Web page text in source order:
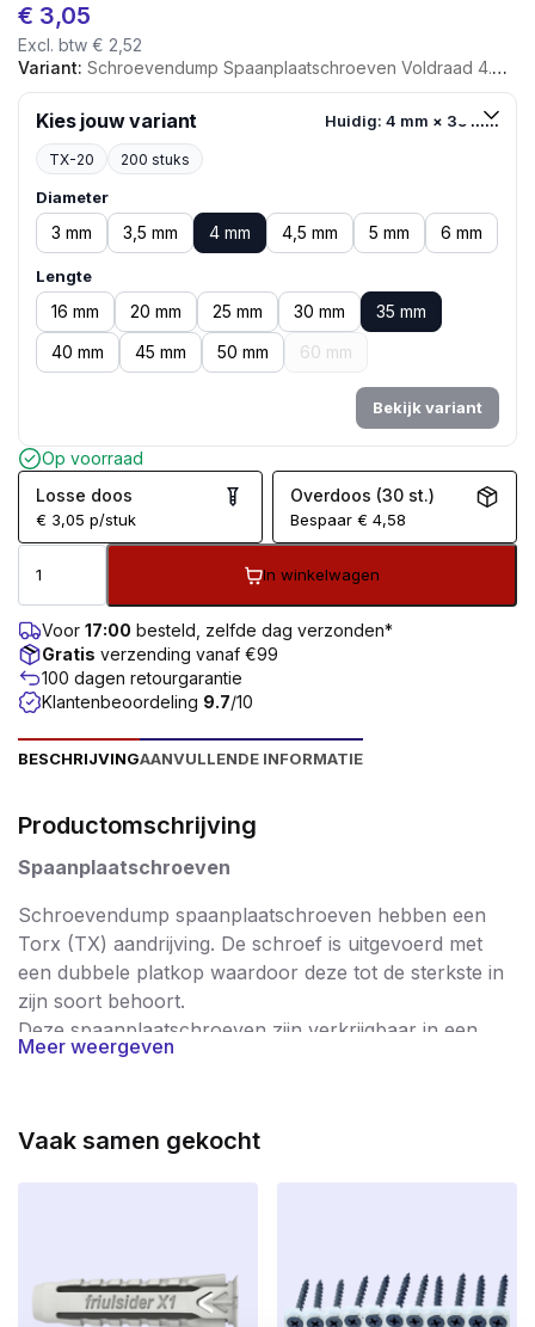
€ 3,05
Excl. btw € 2,52
Variant: Schroevendump Spaanplaatschroeven Voldraad 4.0 X 35 TX-20 Verzinkt 200 Stuks
Kies jouw variant Huidig: 4 mm × 35 mm
TX-20 200 stuks
Diameter
3 mm 3,5 mm 4 mm 4,5 mm 5 mm 6 mm
Lengte
16 mm 20 mm 25 mm 30 mm
35 mm
40 mm
45 mm 50 mm 60 mm
Bekijk variant
Op voorraad
Losse doos
€ 3,05 p/stuk
Overdoos (30 st.)
Bespaar€ 4,58
In winkelwagen
Voor 17:00 besteld, zelfde dag verzonden*
Gratis verzending vanaf €99
100 dagen retourgarantie
Klantenbeoordeling 9.7/10
BESCHRIJVINGAANVULLENDE INFORMATIE
Productomschrijving
Spaanplaatschroeven
Schroevendump spaanplaatschroeven hebben een
Torx (TX) aandrijving. De schroef is uitgevoerd met
een dubbele platkop waardoor deze tot de sterkste in
zijn soort behoort.
Deze spaanplaatschroeven zijn verkrijgbaar in een
verzinkte uitvoering.
gebruikt en staan garant voor een probleemloze
keurmerk waarmee de producent aangeeft dat het
product voldoet aan de eisen van veiligheid,
Meer weergeven
Vaak samen gekocht